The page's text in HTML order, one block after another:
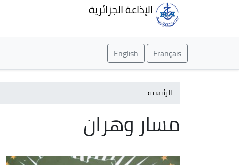
الإذاعة الجزائرية
Français
English
الرئيسية
مسار وهران